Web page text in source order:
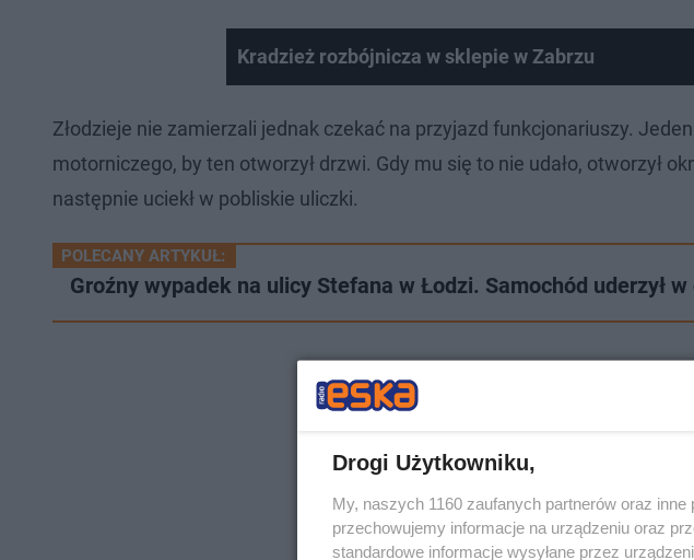
Kradzież rozbójnicza w sklepie w Zabrzu
Złodzieje nie zamierzali jednak czekać na przyjazd funkcjonariuszy.
motorniczego, by ten otworzył drzwi. Gdy mu się to nie udało, otworzył
następnie uciekł w pobliskie uliczki.
POLECANY ARTYKUŁ:
Groźny wypadek na ulicy Stefana w Łodzi. Samochód uderzył w
Drogi Użytkowniku,
My, naszych 1160 zaufanych partnerów oraz
przechowujemy informacje na urządzeniu oraz
standardowe informacje wysyłane przez